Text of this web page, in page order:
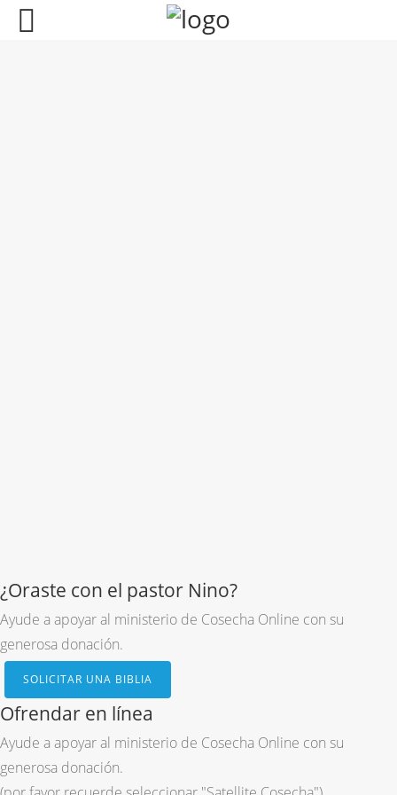
¿Oraste con el pastor Nino?
Ayude a apoyar al ministerio de Cosecha Online con su
generosa donación.
SOLICITAR UNA BIBLIA
Ofrendar en línea
Ayude a apoyar al ministerio de Cosecha Online con su
generosa donación.